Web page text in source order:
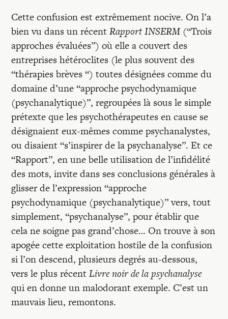
Cette confusion est extrêmement nocive. On l’a
bien vu dans un récentRapport INSERM(“Trois
approches évaluées”) où elle a couvert des
entreprises hétéroclites (le plus souvent des
“thérapies brèves “) toutes désignées comme du
domaine d’une “approche psychodynamique
(psychanalytique)”, regroupées là sous le simple
prétexte que les psychothérapeutes en cause se
désignaient eux-mêmes comme psychanalystes,
ou disaient “s’inspirer de la psychanalyse”. Et ce
“Rapport”, en une belle utilisation de l’infidélité
des mots, invite dans ses conclusions générales à
glisser de l’expression “approche
psychodynamique (psychanalytique)” vers, tout
simplement, “psychanalyse”, pour établir que
cela ne soigne pas grand’chose… On trouve à son
apogée cette exploitation hostile de la confusion
si l’on descend, plusieurs degrés au-dessous,
vers le plus récentLivre noir de la psychanalyse
qui en donne un malodorant exemple. C’est un
mauvais lieu, remontons.